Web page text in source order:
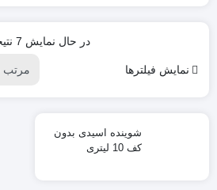
در حال نمایش 7 نتیجه
نمایش فیلترها
شوینده اسیدی بدون
کف 10 لیتری